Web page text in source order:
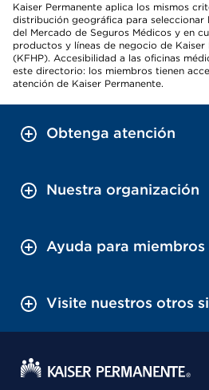
Kaiser Permanente aplica los mismos
distribución geográfica para seleccionar
del Mercado de Seguros Médicos y en
productos y líneas de negocio de Kaiser
(KFHP). Accesibilidad a las oficinas
este directorio: los miembros tienen
atención de Kaiser Permanente.
Obtenga atención
Nuestra organización
Ayuda para miembros
Visite nuestros otros